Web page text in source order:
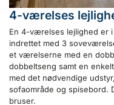
4-værelses
En 4-værelses lejlighed er
indrettet med 3
et værelserne med en
dobbeltseng samt en
med det nødvendige
sofaområde og spisebord.
bruser.